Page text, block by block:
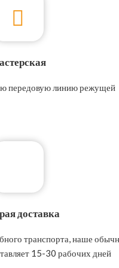
передовую линию режущей
доставка
транспорта, наше
15-30 рабочих дней